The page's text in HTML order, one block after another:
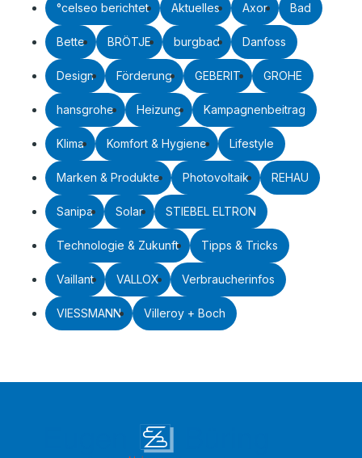
°celseo berichtet Aktuelles Axor Bad
Bette BRÖTJE burgbad Danfoss
Design Förderung GEBERIT GROHE
hansgrohe Heizung Kampagnenbeitrag
Klima Komfort & Hygiene Lifestyle
Marken & Produkte Photovoltaik REHAU
Sanipa Solar STIEBEL ELTRON
Technologie & Zukunft Tipps & Tricks
Vaillant VALLOX Verbraucherinfos
VIESSMANN Villeroy + Boch